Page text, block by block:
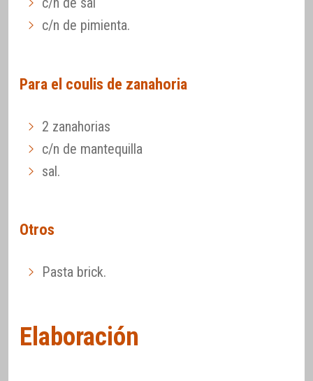
c/n de pimienta.
Para el coulis de zanahoria
2 zanahorias
c/n de mantequilla
sal.
Otros
Pasta brick.
Elaboración